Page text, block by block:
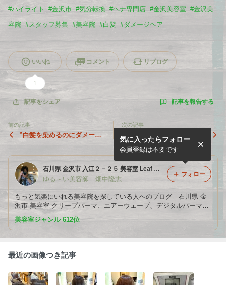
#ハイライト #金沢市 #気分転換 #ヘナ専門店 #金沢美容室 #金沢美
容院 #スタッフ募集 #美容院 #白髪 #ダメージヘア
いいね
1
コメント リブログ
記事をシェア 記事を報告する
前の記事
”白髪を染めるのにダメージ
へ”
次の記事
白髪あっても明るい髪色にも
っていくには
石川県 金沢市 入江２－２５ 美容室 Leaf HAIR パーマ屋タカちゃんの日記
ゆる～い美容師 畑中隆志
もっと気楽にいれる美容院を探している人へのブログ 石川県 金
沢市 美容室 クリープパーマ、エアーウェーブ、デジタルパーマ、
DO-Sシャンプー、DO-Sトリートメント、ハナヘナ leaf hair リー
フヘアー 入江 パーマ屋タカちゃん
気に入ったらフォロー
会員登録は不要です
フォロー
美容室ジャンル 612位
最近の画像つき記事